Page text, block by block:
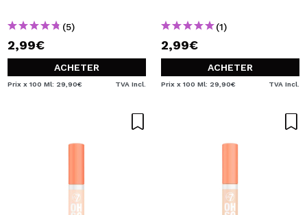
(5)
2,99€
ACHETER
Prix x 100 Ml: 29,90€ TVA Incl.
(1)
2,99€
ACHETER
Prix x 100 Ml: 29,90€ TVA Incl.